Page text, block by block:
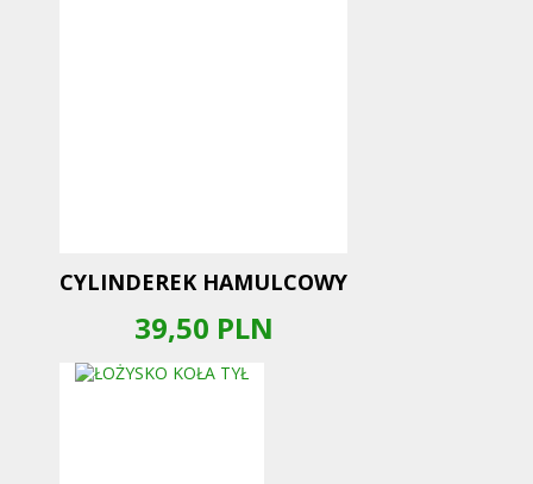
CYLINDEREK HAMULCOWY
39,50 PLN